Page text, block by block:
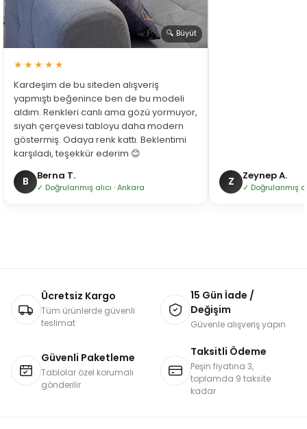
🔍 Büyüt
★★★★★
Kardeşim de bu siteden alışveriş
yapmıştı beğenince ben de bu modeli
aldım. Renkleri canlı ama gözü yormuyor,
siyah çerçevesi tabloyu daha modern
göstermiş. Odaya renk kattı. Beklentimi
karşıladı, teşekkür ederim 😊
B Berna T.
✓ Doğrulanmış alıcı · Ankara Z Zeynep A.
✓ Doğrulanmış
Ücretsiz Kargo
Tüm ürünlerde güvenli
teslimat
15 Gün İade /
Değişim
Güvenle alışveriş yapın
Güvenli Paketleme
Tablolar özel korumalı
gönderilir
Taksitli Ödeme
Peşin fiyatına 3,
toplamda 9 taksite
kadar